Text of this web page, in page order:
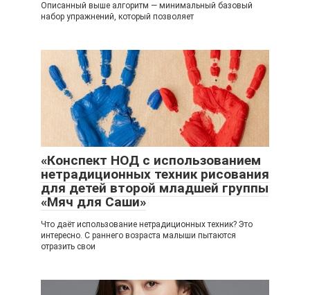
Описанный выше алгоритм — минимальный базовый
набор упражнений, который позволяет
«Конспект НОД с использованием
нетрадиционных техник рисования
для детей второй младшей группы
«Мяч для Саши»
Что даёт использование нетрадиционных техник? Это
интересно. С раннего возраста малыши пытаются
отразить свои